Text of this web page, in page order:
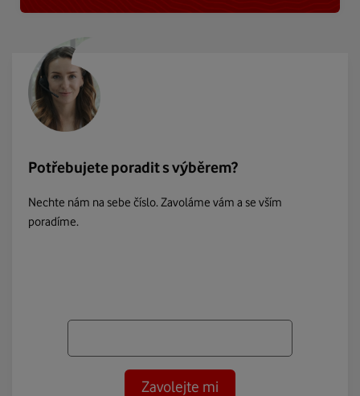
Potřebujete poradit s výběrem?
Nechte nám na sebe číslo. Zavoláme vám a se vším
poradíme.
Zavolejte mi